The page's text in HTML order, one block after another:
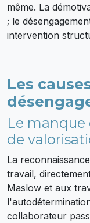
même. La
; le
intervention
Les
Le manque
de
La
travail,
Maslow et aux
collaborateur